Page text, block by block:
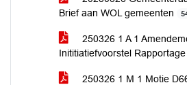
Brief aan WOL gemeenten
250326 1 A 1
Inititiatiefvoorstel
250326 1 M 1 Motie